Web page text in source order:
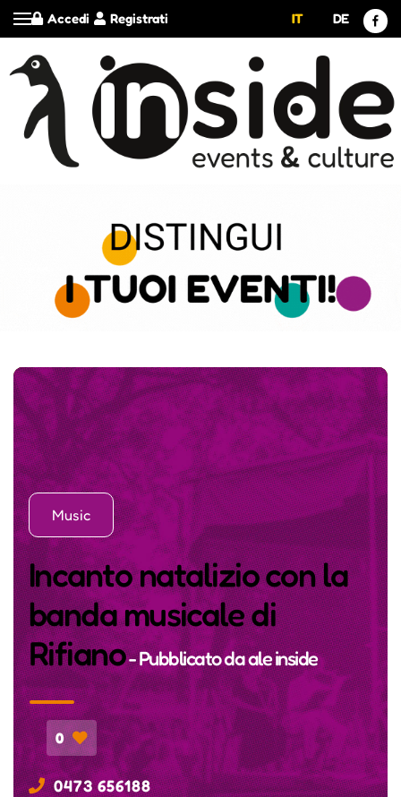
Registrati
Accedi IT DE
Music
Incanto natalizio con la
banda musicale di
Rifiano- Pubblicato daale inside
0
0473 656188